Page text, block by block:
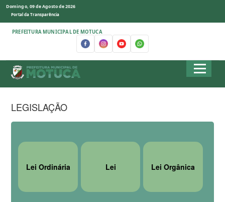
Domingo, 09 de Agosto de 2026
Portal da Transparência
PREFEITURA MUNICIPAL DE MOTUCA
LEGISLAÇÃO
Lei Ordinária Lei Lei Orgânica